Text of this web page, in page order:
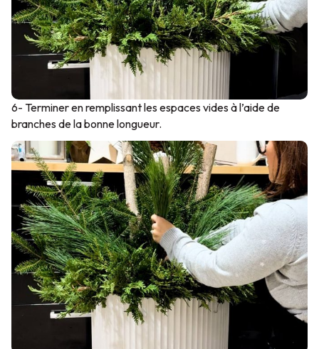
6- Terminer en remplissant les espaces vides à l’aide de
branches de la bonne longueur.